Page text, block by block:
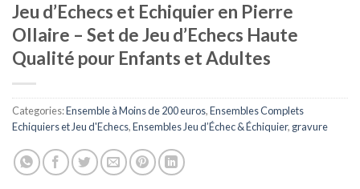
Jeu d’Echecs et Echiquier en Pierre
Ollaire – Set de Jeu d’Echecs Haute
Qualité pour Enfants et Adultes
Categories:Ensemble à Moins de 200 euros,Ensembles Complets
Echiquiers et Jeu d'Echecs,Ensembles Jeu d’Échec & Échiquier, gravure